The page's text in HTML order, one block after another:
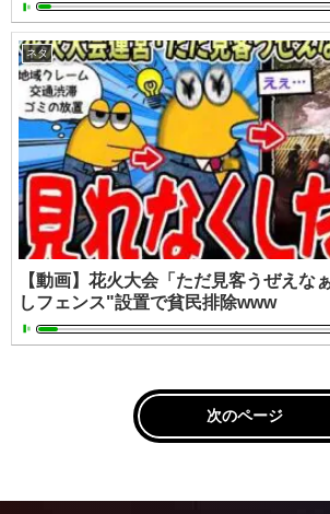
ネタ
【動画】花火大会「ただ見客うぜえ
しフェンス"設置で貧民排除www
次のページ